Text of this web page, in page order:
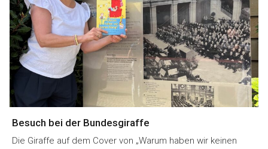
Besuch bei der Bundesgiraffe
Die Giraffe auf dem Cover von „Warum haben wir keinen